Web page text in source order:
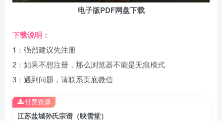
电子版PDF网盘下载
下载说明：
1：强烈建议先注册
2：如果不想注册，那么浏览器不能是无痕模式
3：遇到问题，请联系页底微信
江苏盐城孙氏宗谱（映雪堂）
付费资源